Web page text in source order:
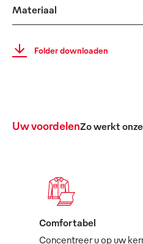
Materiaal
Folder downloaden
Uw voordelenZo werkt
Comfortabel
Concentreer u op uw